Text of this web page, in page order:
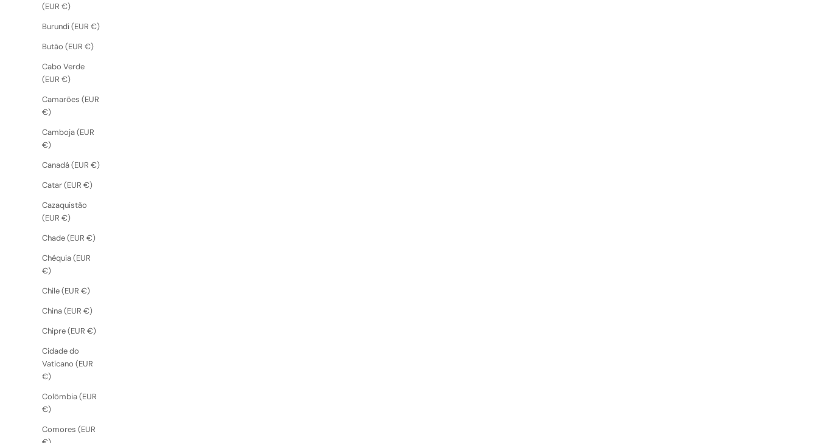
(EUR €)
Burundi (EUR €)
Butão (EUR €)
Cabo Verde
(EUR €)
Camarões (EUR
€)
Camboja (EUR
€)
Canadá (EUR €)
Catar (EUR €)
Cazaquistão
(EUR €)
Chade (EUR €)
Chéquia (EUR
€)
Chile (EUR €)
China (EUR €)
Chipre (EUR €)
Cidade do
Vaticano (EUR
€)
Colômbia (EUR
€)
Comores (EUR